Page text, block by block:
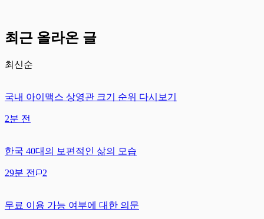
최근 올라온 글
최신순
국내 아이맥스 상영관 크기 순위 다시보기
2분 전
한국 40대의 보편적인 삶의 모습
29분 전 2
무료 이용 가능 여부에 대한 의문